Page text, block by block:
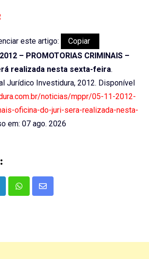
este artigo:
Copiar
– PROMOTORIAS CRIMINAIS –
realizada nesta sexta-feira.
Jurídico Investidura, 2012. Disponível
noticias/mppr/05-11-2012-
oficina-do-juri-sera-realizada-nesta-
em: 07 ago. 2026
WhatsappShare